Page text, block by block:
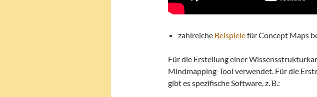
zahlreiche Beispielefür Concept Maps
Für die Erstellung einer
Mindmapping-Tool verwendet. Für die
gibt es spezifische Software, z. B.: